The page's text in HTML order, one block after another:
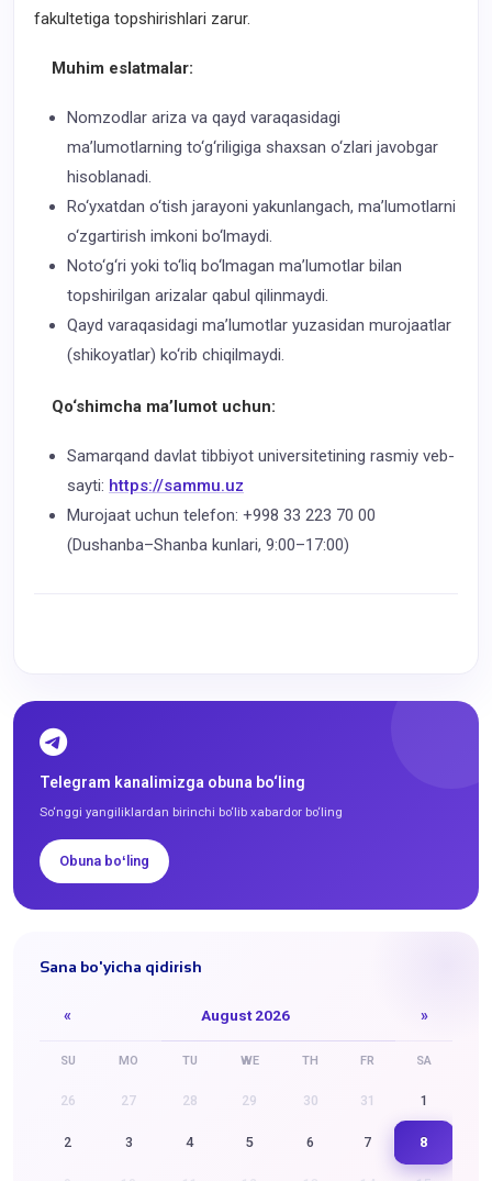
fakultetiga topshirishlari zarur.
Muhim eslatmalar:
Nomzodlar ariza va qayd varaqasidagi
ma’lumotlarning to‘g‘riligiga shaxsan o‘zlari javobgar
hisoblanadi.
Ro‘yxatdan o‘tish jarayoni yakunlangach, ma’lumotlarni
o‘zgartirish imkoni bo‘lmaydi.
Noto‘g‘ri yoki to‘liq bo‘lmagan ma’lumotlar bilan
topshirilgan arizalar qabul qilinmaydi.
Qayd varaqasidagi ma’lumotlar yuzasidan murojaatlar
(shikoyatlar) ko‘rib chiqilmaydi.
Qo‘shimcha ma’lumot uchun:
Samarqand davlat tibbiyot universitetining rasmiy veb-
sayti: https://sammu.uz
Murojaat uchun telefon: +998 33 223 70 00
(Dushanba–Shanba kunlari, 9:00–17:00)
Telegram kanalimizga obuna bo‘ling
So‘nggi yangiliklardan birinchi bo‘lib xabardor bo‘ling
Obuna boʻling
Sana bo'yicha qidirish
« August 2026 »
SU MO TU WE TH FR SA
26 27 28 29 30 31 1
2 3 4 5 6 7 8